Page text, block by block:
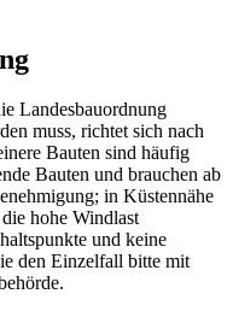
Landesbauordnung
muss, richtet sich nach
Bauten sind häufig
Bauten und brauchen ab
in Küstennähe
hohe Windlast
und keine
den Einzelfall bitte mit